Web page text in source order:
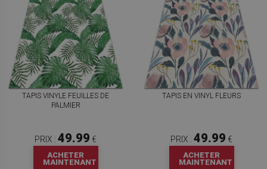
TAPIS VINYLE FEUILLES DE
PALMIER
PRIX : 49.99 €
ACHETER
MAINTENANT
TAPIS EN VINYL FLEURS
PRIX : 49.99 €
ACHETER
MAINTENANT